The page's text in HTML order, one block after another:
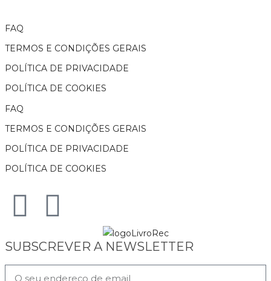
FAQ
TERMOS E CONDIÇÕES GERAIS
POLÍTICA DE PRIVACIDADE
POLÍTICA DE COOKIES
FAQ
TERMOS E CONDIÇÕES GERAIS
POLÍTICA DE PRIVACIDADE
POLÍTICA DE COOKIES
SUBSCREVER A NEWSLETTER